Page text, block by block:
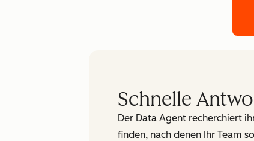
Schnelle
Der Data Agent recherchiert
finden, nach denen Ihr Team